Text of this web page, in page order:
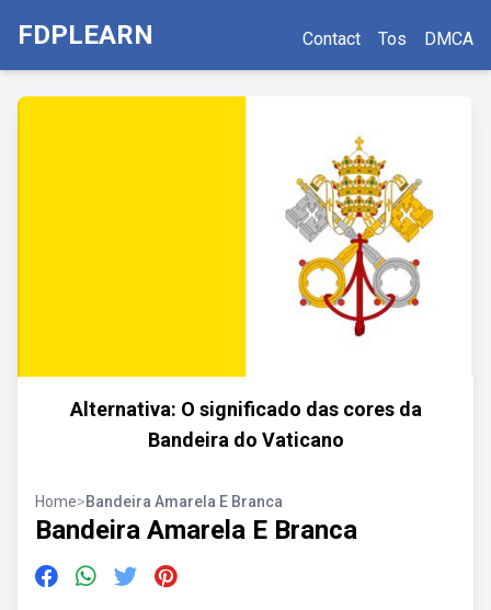
FDPLEARN Contact Tos DMCA
Alternativa: O significado das cores da
Bandeira do Vaticano
Home>Bandeira Amarela E Branca
Bandeira Amarela E Branca